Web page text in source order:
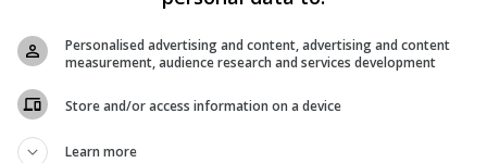
депутатом Козаком для приобретения
обстоятельства вступления в корпоративные
и ZIK, а также противоправного завладения в 2016
телеканала «112 Украина».
Personalised advertising and content, advertising and content
measurement, audience research and services development
Store and/or access information on a device
Learn more